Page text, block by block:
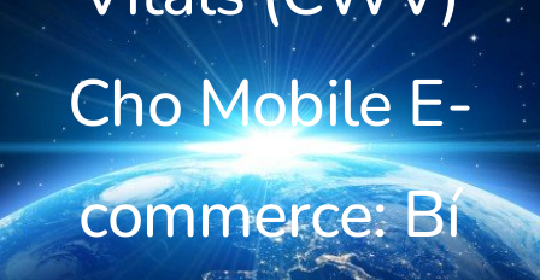
Cho Mobile E-
commerce: Bí